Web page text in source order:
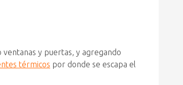
y puertas, y agregando
térmicos por donde se escapa el